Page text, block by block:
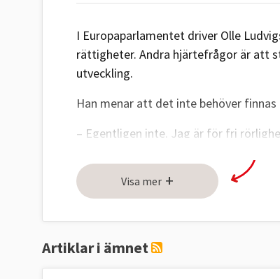
I Europaparlamentet driver Olle
rättigheter. Andra hjärtefrågor är att
utveckling.
Han menar att det inte behöver
– Egentligen inte. Jag är för fri
lika löner och respekteras. Många
och det är inte så lätt att leva på låga
Fem frågor
På hösten 2016 ställde
Visa mer +
Artiklar i ämnet